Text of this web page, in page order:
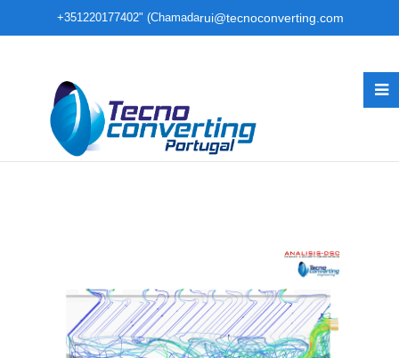
+351220177402" (Chamadarui@tecnoconverting.com